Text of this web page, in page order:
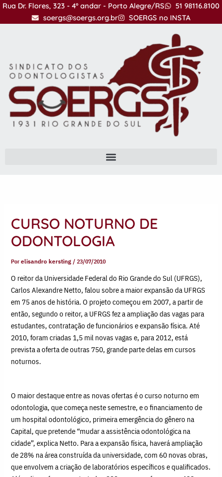
IrRua Dr. Flores, 323 - 4º andar - Porto Alegre/RS
51 98116.8100
soergs@soergs.org.br
SOERGS no INSTA
CURSO NOTURNO DE
ODONTOLOGIA
Porelisandro kersting /23/07/2010
O reitor da Universidade Federal do Rio Grande do Sul (UFRGS),
Carlos Alexandre Netto, falou sobre a maior expansão da UFRGS
em 75 anos de história. O projeto começou em 2007, a partir de
então, segundo o reitor, a UFRGS fez a ampliação das vagas para
estudantes, contratação de funcionários e expansão física. Até
2010, foram criadas 1,5 mil novas vagas e, para 2012, está
prevista a oferta de outras 750, grande parte delas em cursos
noturnos.
O maior destaque entre as novas ofertas é o curso noturno em
odontologia, que começa neste semestre, e o financiamento de
um hospital odontológico, primeira emergência do gênero na
Capital, que pretende “mudar a assistência odontológica na
cidade”, explica Netto. Para a expansão física, haverá ampliação
de 28% na área construída da universidade, com 60 novas obras,
que envolvem a criação de laboratórios específicos e qualificados.